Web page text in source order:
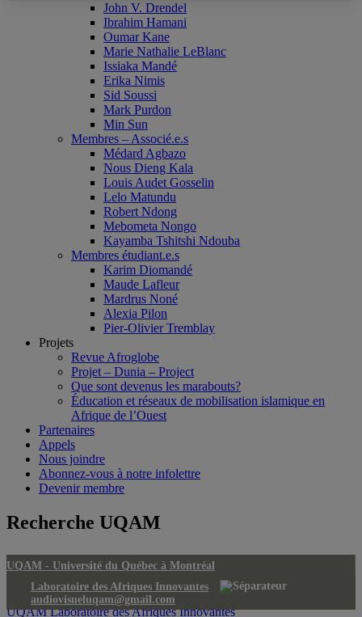
John V. Drendel
Ibrahim Hamani
Oumar Kane
Marie Nathalie LeBlanc
Issiaka Mandé
Erika Nimis
Sid Soussi
Mark Purdon
Min Sun
Membres – Associé.e.s
Médard Agbazo
Nous Dieng Kala
Louis Audet Gosselin
Lelo Matundu
Robert Ndong
Mebometa Nongo
Kayamba Tshitshi Ndouba
Membres étudiant.e.s
Karim Diomandé
Maude Lafleur
Mardrus Noné
Alexia Pilon
Pier-Olivier Tremblay
Projets
Revue Afroglobe
Projet – Dunia – Project
Que sont devenus les marabouts?
Éducation et réseaux de mobilisation islamique en
Afrique de l’Ouest
Partenaires
Appels
Nous joindre
Abonnez-vous à notre infolettre
Devenir membre
Recherche UQAM
UQAM - Université du Québec à Montréal
Laboratoire des Afriques Innovantes
audiovisueluqam@gmail.com
UQAM Laboratoire des Afriques Innovantes